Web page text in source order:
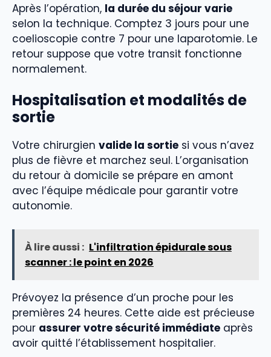
Après l’opération, la durée du séjour varie
selon la technique. Comptez 3 jours pour une
coelioscopie contre 7 pour une laparotomie. Le
retour suppose que votre transit fonctionne
normalement.
Hospitalisation et modalités de
sortie
Votre chirurgien valide la sortie si vous n’avez
plus de fièvre et marchez seul. L’organisation
du retour à domicile se prépare en amont
avec l’équipe médicale pour garantir votre
autonomie.
À lire aussi : L'infiltration épidurale sous
scanner : le point en 2026
Prévoyez la présence d’un proche pour les
premières 24 heures. Cette aide est précieuse
pour assurer votre sécurité immédiate après
avoir quitté l’établissement hospitalier.